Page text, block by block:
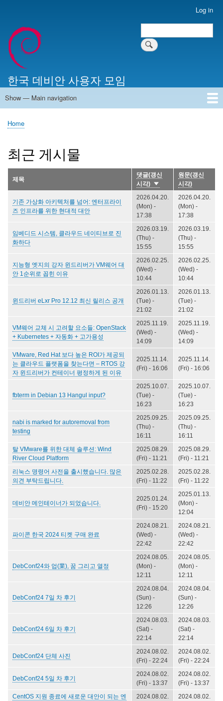
account
menu
Log in
Search
한국 데비안 사용자 모임
Main
Show — Main navigation
Home
알리는 말씀
최근 게시물
위키 문서
미러 서버
Breadcrumb
Home
최근 게시물
제목
댓글(갱신
시각) Sort
ascending
원문(갱신
시각)
기존 가상화 아키텍처를 넘어: 엔터프라이
즈 인프라를 위한 현대적 대안
2026.04.20.
(Mon) -
17:38
2026.04.20.
(Mon) -
17:38
임베디드 시스템, 클라우드 네이티브로 진
화하다
2026.03.19.
(Thu) -
15:55
2026.03.19.
(Thu) -
15:55
지능형 엣지의 강자 윈드리버가 VM웨어 대
안 1순위로 꼽힌 이유
2026.02.25.
(Wed) -
10:44
2026.02.25.
(Wed) -
10:44
윈드리버 eLxr Pro 12.12 최신 릴리스 공개
2026.01.13.
(Tue) -
21:02
2026.01.13.
(Tue) -
21:02
VM웨어 교체 시 고려할 요소들: OpenStack
+ Kubernetes + 자동화 + 고가용성
2025.11.19.
(Wed) -
14:09
2025.11.19.
(Wed) -
14:09
VMware, Red Hat 보다 높은 ROI가 제공되
는 클라우드 플랫폼을 찾는다면 – RTOS 강
자 윈드리버가 컨테이너 평정하게 된 이유
2025.11.14.
(Fri) - 16:06
2025.11.14.
(Fri) - 16:06
fbterm in Debian 13 Hangul input?
2025.10.07.
(Tue) -
16:23
2025.10.07.
(Tue) -
16:23
nabi is marked for autoremoval from
testing
2025.09.25.
(Thu) -
16:11
2025.09.25.
(Thu) -
16:11
탈 VMware를 위한 대체 솔루션: Wind
River Cloud Platform
2025.08.29.
(Fri) - 11:21
2025.08.29.
(Fri) - 11:21
리눅스 명령어 사전을 출시했습니다. 많은
의견 부탁드립니다.
2025.02.28.
(Fri) - 11:22
2025.02.28.
(Fri) - 11:22
데비안 메인테이너가 되었습니다.
2025.01.24.
(Fri) - 15:20
2025.01.13.
(Mon) -
12:04
파이콘 한국 2024 티켓 구매 완료
2024.08.21.
(Wed) -
22:42
2024.08.21.
(Wed) -
22:42
DebConf24와 업(業), 꿈 그리고 열정
2024.08.05.
(Mon) -
12:11
2024.08.05.
(Mon) -
12:11
DebConf24 7일 차 후기
2024.08.04.
(Sun) -
12:26
2024.08.04.
(Sun) -
12:26
DebConf24 6일 차 후기
2024.08.03.
(Sat) -
22:14
2024.08.03.
(Sat) -
22:14
DebConf24 단체 사진
2024.08.02.
(Fri) - 22:24
2024.08.02.
(Fri) - 22:24
DebConf24 5일 차 후기
2024.08.02.
(Fri) - 13:37
2024.08.02.
(Fri) - 13:37
CentOS 지원 종료에 새로운 대안이 되는 엔
2024.08.02.
2024.08.02.